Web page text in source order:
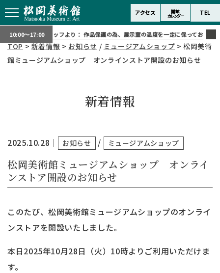
アクセス 開館
カレンダー TEL
10:00～17:00スタッフより： 作品保護の為、展示室の温度を一定に保っております
TOP>新着情報 > お知らせ / ミュージアムショップ > 松岡美術
館ミュージアムショップ オンラインストア開設のお知らせ
新着情報
2025.10.28 ｜ お知らせ / ミュージアムショップ
松岡美術館ミュージアムショップ オンライ
ンストア開設のお知らせ
このたび、松岡美術館ミュージアムショップのオンライ
ンストアを開設いたしました。
本日2025年10月28日（火）10時よりご利用いただけま
す。